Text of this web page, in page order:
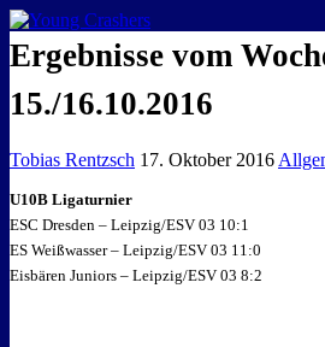
EISKALTE LEIDENSCHAFT
Ergebnisse vom
15./16.10.2016
Tobias Rentzsch 17. Oktober 2016
U10B Ligaturnier
ESC Dresden – Leipzig/ESV 03 10:1
ES Weißwasser – Leipzig/ESV 03 11:0
Eisbären Juniors – Leipzig/ESV 03 8:2